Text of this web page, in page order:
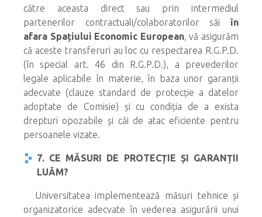
către aceasta direct sau prin intermediul
partenerilor contractuali/colaboratorilor săiîn
afara Spațiului Economic European, vă asigurăm
că aceste transferuri au loc cu respectarea R.G.P.D.
(în special art. 46 din R.G.P.D.), a prevederilor
legale aplicabile în materie, în baza unor garanții
adecvate (clauze standard de protecție a datelor
adoptate de Comisie) și cu condiția de a exista
drepturi opozabile și căi de atac eficiente pentru
persoanele vizate.
7. CE MĂSURI DE PROTECȚIE ȘI GARANȚII
LUĂM?
Universitatea implementează măsuri tehnice și
organizatorice adecvate în vederea asigurării unui